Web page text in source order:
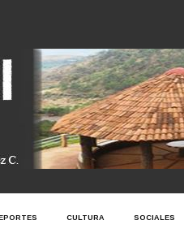
CULTURA SOCIALES